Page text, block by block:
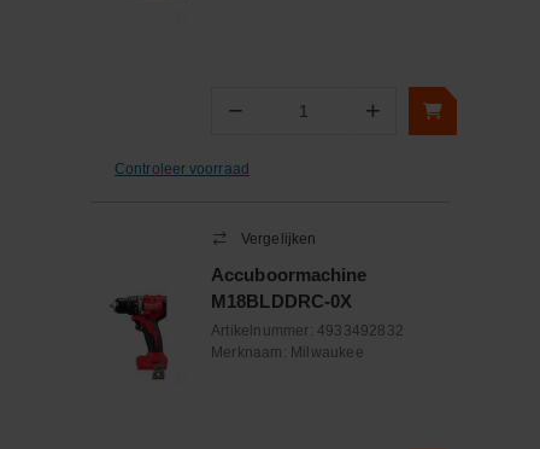
− Aantal +
Controleer voorraad
Vergelijken
Accuboormachine
M18BLDDRC-0X
Artikelnummer: 4933492832
Merknaam: Milwaukee